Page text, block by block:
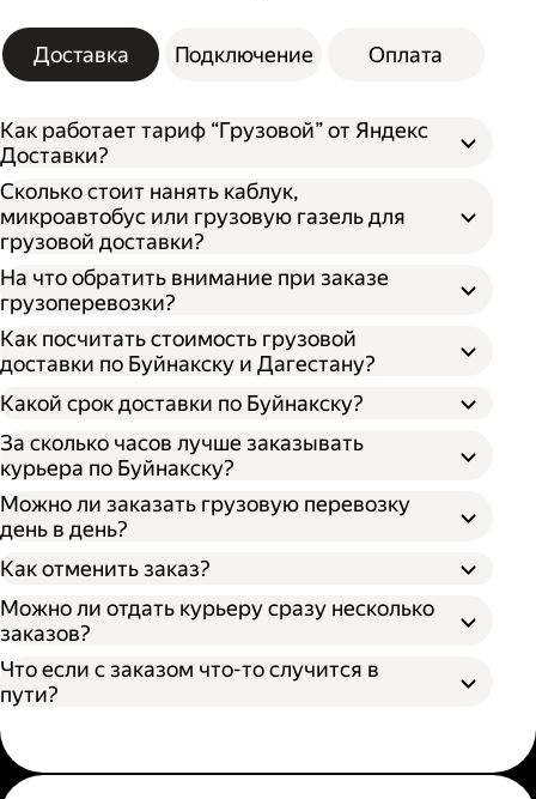
Доставка Подключение Оплата
Как работает тариф “Грузовой” от Яндекс
Доставки?
Сколько стоит нанять каблук,
микроавтобус или грузовую газель для
грузовой доставки?
Откройте приложение, личный кабинет
или форму заказа на нашем сайте;
Выберите подходящий размер кузова:
S (170х100х90 см) вмещает грузы до 300 кг
— каблук;
M (260х130х150 см) вмещает грузы до 700
кг — микроавтобус;
кг — газель;
XL (400х190х200 см) вмещает грузы до
2000 кг — газель.
На что обратить внимание при заказе
грузоперевозки?
Как посчитать стоимость грузовой
доставки по Буйнакску и Дагестану?
Какой срок доставки по Буйнакску?
Время поиска грузового автомобиля;
Время забора груза;
Расстояние от адреса отправителя до
адреса получателя;
Вы можете узнать местоположение
курьера в личном кабинете или
За сколько часов лучше заказывать
курьера по Буйнакску?
Можно ли заказать грузовую перевозку
день в день?
Как отменить заказ?
Можно ли отдать курьеру сразу несколько
заказов?
Что если с заказом что-то случится в
пути?